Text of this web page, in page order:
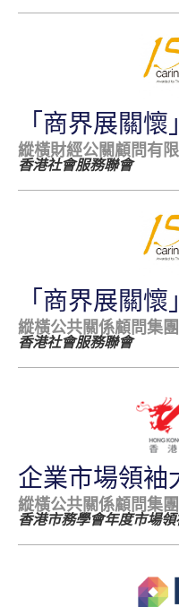
「商界展關
縱橫財經公關顧問有
香港社會服務聯會
「商界展關
縱橫公共關係顧問集團
香港社會服務聯會
企業市場領袖
縱橫公共關係顧問集團
香港市務學會年度市場